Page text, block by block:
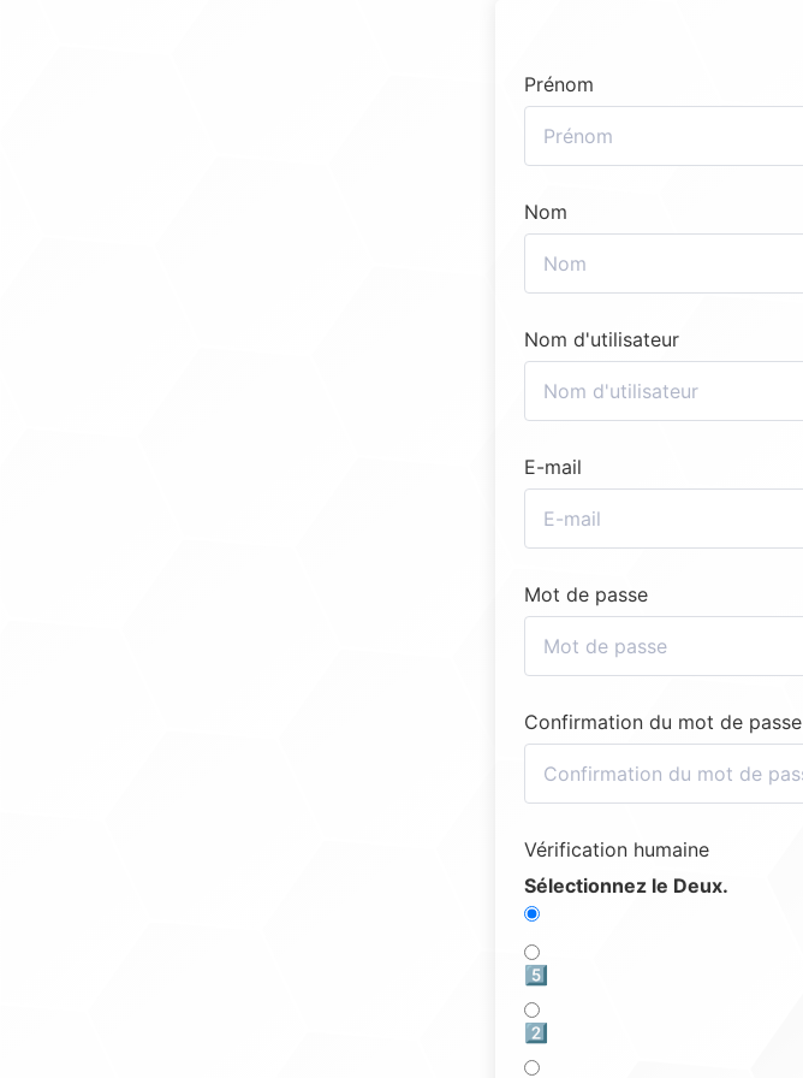
Prénom
Nom
Nom d'utilisateur
E-mail
Mot de passe
Confirmation du mot de passe
Vérification humaine
Sélectionnez le Deux.
5️⃣
2️⃣